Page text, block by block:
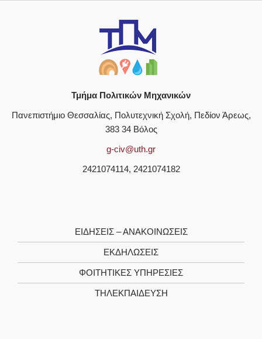
Τμήμα Πολιτικών Μηχανικών
Πανεπιστήμιο Θεσσαλίας, Πολυτεχνική Σχολή, Πεδίον Άρεως,
383 34 Βόλος
g-civ@uth.gr
2421074114, 2421074182
ΕΙΔΗΣΕΙΣ – ΑΝΑΚΟΙΝΩΣΕΙΣ
ΕΚΔΗΛΩΣΕΙΣ
ΦΟΙΤΗΤΙΚΈΣ ΥΠΗΡΕΣΊΕΣ
ΤΗΛΕΚΠΑΊΔΕΥΣΗ